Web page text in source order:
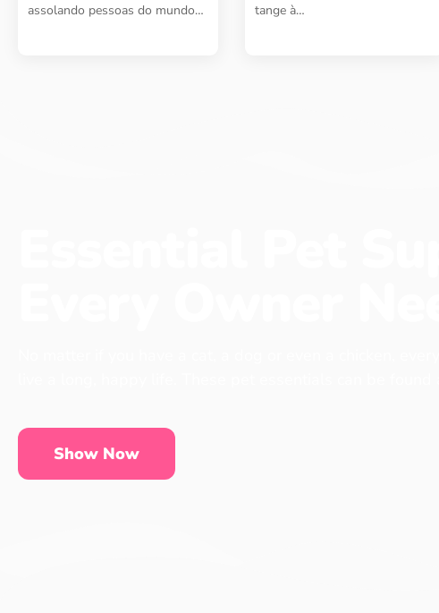
assolando pessoas do mundo…
tange à…
Show Now